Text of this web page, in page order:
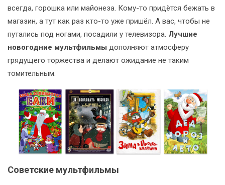
всегда, горошка или майонеза. Кому-то придётся бежать в
магазин, а тут как раз кто-то уже пришёл. А вас, чтобы не
путались под ногами, посадили у телевизора. Лучшие
новогодние мультфильмы дополняют атмосферу
грядущего торжества и делают ожидание не таким
томительным.
Советские мультфильмы